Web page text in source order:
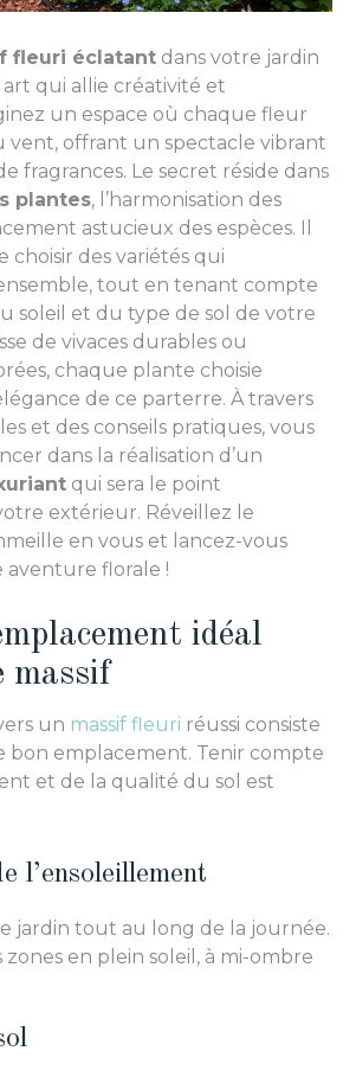
fleuri éclatant dans votre jardin
qui allie créativité et
un espace où chaque fleur
vent, offrant un spectacle vibrant
fragrances. Le secret réside dans
plantes, l’harmonisation des
astucieux des espèces. Il
choisir des variétés qui
tout en tenant compte
soleil et du type de sol de votre
de vivaces durables ou
chaque plante choisie
de ce parterre. À travers
et des conseils pratiques, vous
dans la réalisation d’un
qui sera le point
extérieur. Réveillez le
en vous et lancez-vous
aventure florale !
idéal
massif
un massif fleuri réussi consiste
bon emplacement. Tenir compte
et de la qualité du sol est
l’ensoleillement
jardin tout au long de la journée.
en plein soleil, à mi-ombre